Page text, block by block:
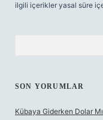
ilgili içerikler yasal süre
SON YORUMLAR
Kübaya Giderken Dolar